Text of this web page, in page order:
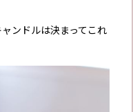
ンドルは決まってこれ